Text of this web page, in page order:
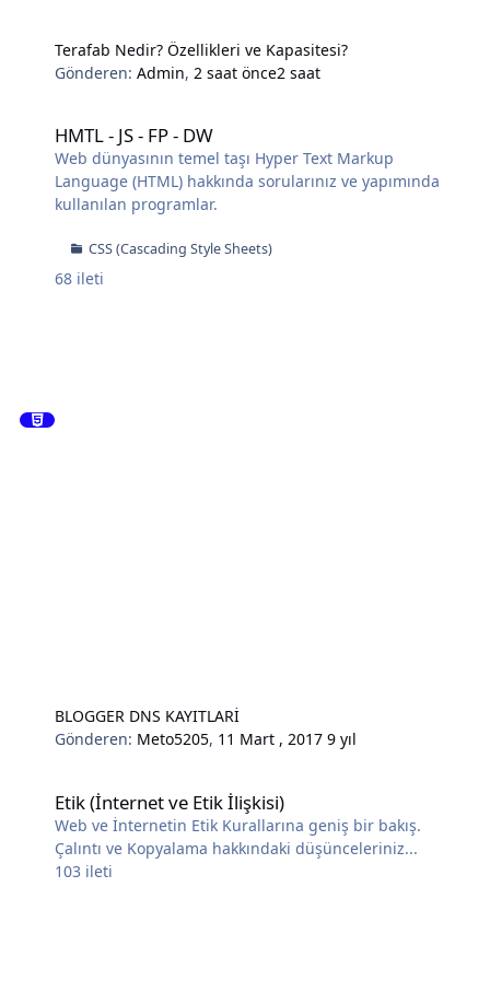
Terafab Nedir? Özellikleri ve Kapasitesi?
Gönderen:Admin, 2 saat önce2 saat
HMTL - JS - FP - DW
Web dünyasının temel taşı Hyper Text Markup
Language (HTML) hakkında sorularınız ve yapımında
kullanılan programlar.
CSS (Cascading Style Sheets)
68 ileti
BLOGGER DNS KAYITLARİ
Gönderen: Meto5205, 11 Mart , 20179 yıl
Etik (İnternet ve Etik İlişkisi)
Web ve İnternetin Etik Kurallarına geniş bir bakış.
Çalıntı ve Kopyalama hakkındaki düşünceleriniz...
103 ileti